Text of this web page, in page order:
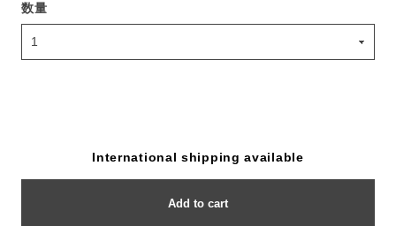
数量
International shipping available
Add to cart